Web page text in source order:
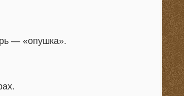
— «опушка».